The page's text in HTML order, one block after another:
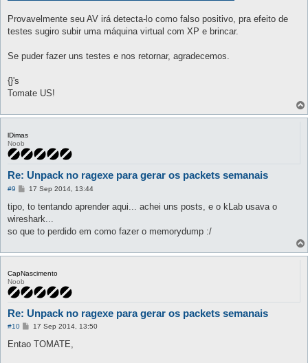
Provavelmente seu AV irá detecta-lo como falso positivo, pra efeito de
testes sugiro subir uma máquina virtual com XP e brincar.
Se puder fazer uns testes e nos retornar, agradecemos.
{}'s
Tomate US!
lDimas
Noob
Re: Unpack no ragexe para gerar os packets semanais
#9
P
s
17 Sep 2014, 13:44
tipo, to tentando aprender aqui... achei uns posts, e o kLab usava o
wireshark...
so que to perdido em como fazer o memorydump :/
CapNascimento
Noob
Re: Unpack no ragexe para gerar os packets semanais
#10
P
s
17 Sep 2014, 13:50
Entao TOMATE,